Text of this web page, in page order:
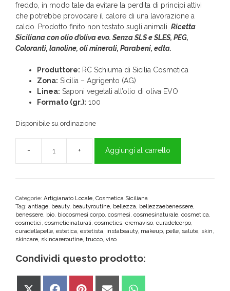
freddo, in modo tale da evitare la perdita di principi attivi
che potrebbe provocare il calore di una lavorazione a
caldo. Prodotto finito non testato sugli animali. Ricetta
Siciliana con olio d’oliva evo. Senza SLS e SLES, PEG,
Coloranti, lanoline, oli minerali, Parabeni, edta.
Produttore: RC Schiuma di Sicilia Cosmetica
Zona: Sicilia – Agrigento (AG)
Linea: Saponi vegetali all’olio di oliva EVO
Formato (gr.): 100
Disponibile su ordinazione
Sapone
Corpo
alla
quantità
Aggiungi al carrello
Categorie: Artigianato Locale, Cosmetica Siciliana
Tag: antiage, beauty, beautyroutine, bellezza, bellezzaebenessere,
benessere, bio, biocosmesi corpo, cosmesi, cosmesinaturale, cosmetica,
cosmetici, cosmeticinaturali, cosmetics, cremaviso, curadelcorpo,
curadellapelle, estetica, estetista, instabeauty, makeup, pelle, salute, skin,
skincare, skincareroutine, trucco, viso
Condividi questo prodotto:
Share
Share
Share
Share
Share